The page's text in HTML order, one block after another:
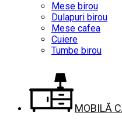
Mese birou
Dulapuri birou
Mese cafea
Cuiere
Tumbe birou
MOBILĂ